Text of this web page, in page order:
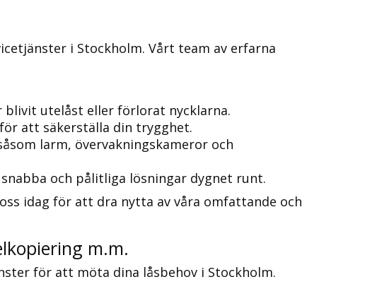
i Stockholm.​ Vårt team av erfarna
blivit utelåst eller förlorat nycklarna.​
att säkerställa din trygghet.​
larm, övervakningskameror och
och pålitliga lösningar dygnet runt.
idag för att dra nytta av våra omfattande och
m.​m.​
för att möta dina låsbehov i Stockholm.